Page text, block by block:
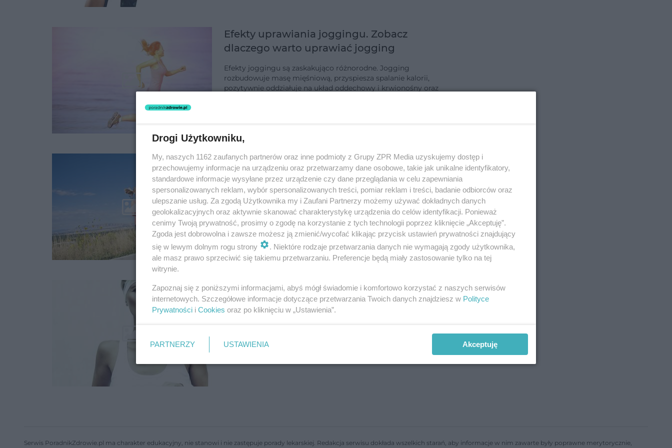
Efekty uprawiania joggingu. Zobacz
dlaczego warto uprawiać jogging
Efekty joggingu są zaskakująco różnorodne. Jogging
rozbudowuje masę mięśniową, przyspiesza spalanie kalorii,
pozytywnie oddziałuje na układ oddechowy i krwionośny oraz
Jogging dla początkujących - jak zacząć,
gdzie trenować, w co się ubrać
JOGGING (bieganie rekreacyjne) to najprostsza, a zarazem
najbliższa naturze forma aktywności. Mamy ją w genach.
Wystarczy włożyć odpowiednie buty i... pobiec przed siebie!
Chcesz zacząć uprawiać jogg…
dodano 11-6-2015
Jogging a bieganie - czym to się różni?
Jogging i trening biegowy należą do tej samej grupy ćwiczeń
aerobowych, opierających się na bieganiu. Wydawać by się
Serwis PoradnikZdrowie.pl ma charakter edukacyjny, nie stanowi i nie zastępuje porady lekarskiej. Redakcja serwisu dokłada wszelkich starań, aby informacje w nim zawarte były poprawne merytorycznie,
Drogi Użytkowniku,
My, naszych 1162 zaufanych partnerów oraz inne podmioty z Grupy ZPR Media uzyskujemy dostęp i
przechowujemy informacje na urządzeniu oraz przetwarzamy dane osobowe, takie jak unikalne identyfikatory,
standardowe informacje wysyłane przez urządzenie czy dane przeglądania w celu zapewniania
spersonalizowanych reklam, wybór spersonalizowanych treści, pomiar reklam i treści, badanie odbiorców oraz
ulepszanie usług. Za zgodą Użytkownika my i Zaufani Partnerzy możemy używać dokładnych danych
geolokalizacyjnych oraz aktywnie skanować charakterystykę urządzenia do celów identyfikacji. Ponieważ
cenimy Twoją prywatność, prosimy o zgodę na korzystanie z tych technologii poprzez kliknięcie „Akceptuję”.
Zgoda jest dobrowolna i zawsze możesz ją zmienić/wycofać klikając przycisk ustawień prywatności znajdujący
się w lewym dolnym rogu strony
. Niektóre rodzaje przetwarzania danych nie wymagają zgody użytkownika,
ale masz prawo sprzeciwić się takiemu przetwarzaniu. Preferencje będą miały zastosowanie tylko na tej
witrynie.
Zapoznaj się z poniższymi informacjami, abyś mógł świadomie i komfortowo korzystać z naszych serwisów
internetowych. Szczegółowe informacje dotyczące przetwarzania Twoich danych znajdziesz w Polityce
Prywatności i Cookies oraz po kliknięciu w „Ustawienia”.
PARTNERZY USTAWIENIA Akceptuję